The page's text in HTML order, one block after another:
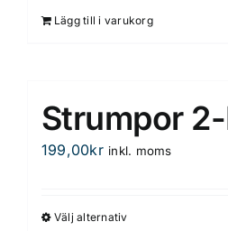
Lägg till i varukorg
Strumpor
199,00kr inkl. moms
Välj alternativDen